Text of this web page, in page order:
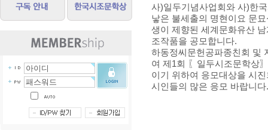
사)일두기념사업회와 사)한
낳은 불세출의 명현이요 문
생이 제향된 세계문화유산
조작품을 공모합니다.
하동정씨문헌공파종친회 및
여 제 1회 〖 일두시조문학상
이기 위하여 응모대상을 시
시인들의 많은 응모 바랍니다.